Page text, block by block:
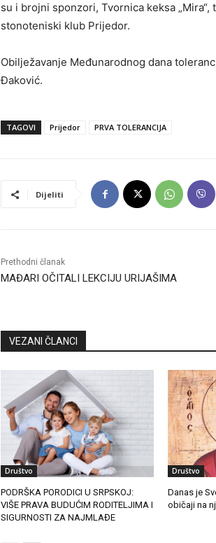
su i brojni sponzori, Tvornica keksa „Mira“,
stonoteniski klub Prijedor.
Obilježavanje Međunarodnog dana
Đaković.
TAGOVI Prijedor PRVA TOLERANCIJA
Dijeliti
Prethodni članak
MAĐARI OČITALI LEKCIJU URIJAŠIMA
VEZANI ČLANCI
Društvo
PODRŠKA PORODICI U SRPSKOJ:
VIŠE PRAVA BUDUĆIM RODITELJIMA I
SIGURNOSTI ZA NAJMLAĐE
Društvo
Danas je
običaji na